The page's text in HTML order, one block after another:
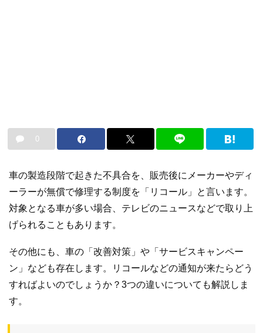
0
車の製造段階で起きた不具合を、販売後にメーカーやディ
ーラーが無償で修理する制度を「リコール」と言います。
対象となる車が多い場合、テレビのニュースなどで取り上
げられることもあります。
その他にも、車の「改善対策」や「サービスキャンペー
ン」なども存在します。リコールなどの通知が来たらどう
すればよいのでしょうか？3つの違いについても解説しま
す。